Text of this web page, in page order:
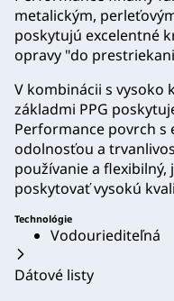
metalickým,
poskytujú excelentné
opravy "do
V kombinácii s vysoko
základmi PPG
Performance povrch s
odolnosťou a
používanie a
poskytovať vysokú
Technológie
Vodouriediteľná
Dátové listy